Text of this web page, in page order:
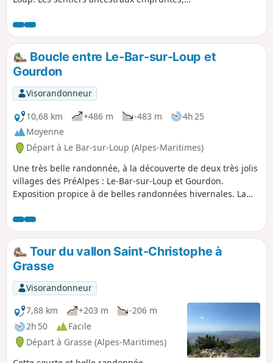
sur lequel on se déplace, son ex ligne de
chemin de fer datée d'avant 1900, ses
restanques sont témoins d'un passé
commercial et agricole d'une autre époque.
Boucle entre Le-Bar-sur-Loup et
Gourdon
Visorandonneur
10,68 km
+486 m -483 m
4h 25
Moyenne
Départ à Le Bar-sur-Loup (Alpes-Maritimes)
Une très belle randonnée, à la découverte de deux très jolis
villages des PréAlpes : Le-Bar-sur-Loup et Gourdon.
Exposition propice à de belles randonnées hivernales. La
sur la Méditerranée, de Nice à l'Estérel, ainsi que sur les
pré Alpes environnantes. Une belle découverte, également,
de l'Aqueduc de Foulon et du Canal du Loup.
Tour du vallon Saint-Christophe à
Grasse
Visorandonneur
7,88 km
+203 m
-206 m
2h 50
Facile
Départ à Grasse (Alpes-Maritimes)